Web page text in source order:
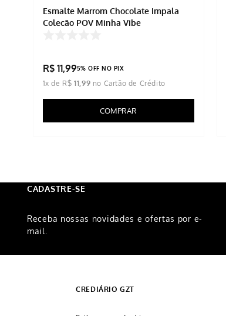
Esmalte Marrom Chocolate Impala
Coleção POV Minha Vibe
R$ 11,995% OFF NO PIX
1x de R$ 11 99
COMPRAR
CADASTRE-SE
Receba nossas novidades e ofertas por e-
mail.
CREDIÁRIO GZT